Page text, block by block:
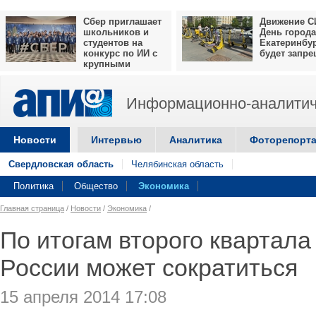
Сбер приглашает
школьников и
студентов на
конкурс по ИИ с
крупными
Движение
День города
будет
Информационно-
Новости Интервью Аналитика
Свердловская область Челябинская область
Политика Общество Экономика
Главная страница / Новости / Экономика /
По итогам второго
России может сократиться
15 апреля 2014 17:08